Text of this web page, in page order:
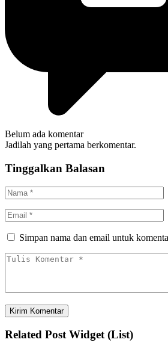
Belum ada komentar
Jadilah yang pertama berkomentar.
Tinggalkan Balasan
Simpan nama dan email untuk
Related Post Widget (List)